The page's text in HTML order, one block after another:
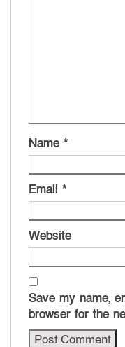
Name *
Email *
Website
Save my name,
browser for the